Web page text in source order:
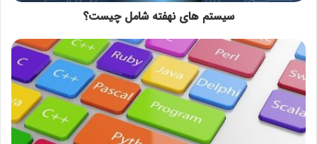
سیستم ‌های نهفته شامل چیست؟